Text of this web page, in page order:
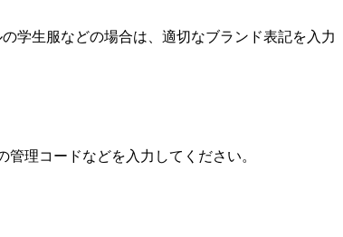
学生服などの場合は、適切なブランド表記を入力
理コードなどを入力してください。